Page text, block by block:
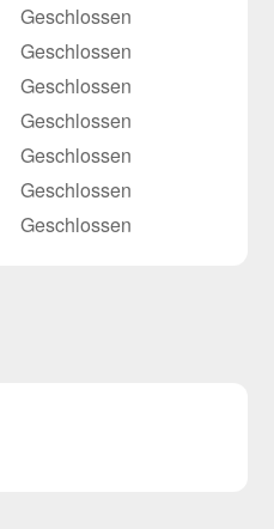
Geschlossen
Geschlossen
Geschlossen
Geschlossen
Geschlossen
Geschlossen
Geschlossen